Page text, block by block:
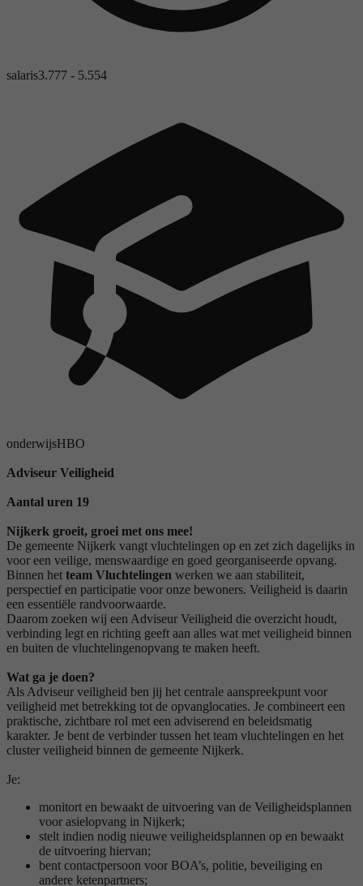
salaris3.777 - 5.554
onderwijsHBO
Adviseur Veiligheid
Aantal uren 19
Nijkerk groeit, groei met ons mee!
De gemeente Nijkerk vangt vluchtelingen op en zet zich dagelijks in
voor een veilige, menswaardige en goed georganiseerde opvang.
Binnen het team Vluchtelingen werken we aan stabiliteit,
perspectief en participatie voor onze bewoners. Veiligheid is daarin
een essentiële randvoorwaarde.
Daarom zoeken wij een Adviseur Veiligheid die overzicht houdt,
verbinding legt en richting geeft aan alles wat met veiligheid binnen
en buiten de vluchtelingenopvang te maken heeft.
Wat ga je doen?
Als Adviseur veiligheid ben jij het centrale aanspreekpunt voor
veiligheid met betrekking tot de opvanglocaties. Je combineert een
praktische, zichtbare rol met een adviserend en beleidsmatig
karakter. Je bent de verbinder tussen het team vluchtelingen en het
cluster veiligheid binnen de gemeente Nijkerk.
Je:
monitort en bewaakt de uitvoering van de Veiligheidsplannen
voor asielopvang in Nijkerk;
stelt indien nodig nieuwe veiligheidsplannen op en bewaakt
de uitvoering hiervan;
bent contactpersoon voor BOA’s, politie, beveiliging en
andere ketenpartners;